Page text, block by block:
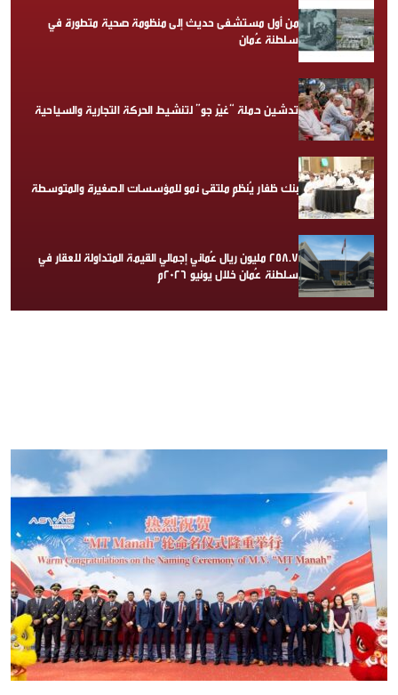
من أول مستشفى حديث إلى منظومة صحية متطورة في
سلطنة عُمان
تدشين حملة “غيّر جو” لتنشيط الحركة التجارية والسياحية
بنك ظفار يُنظم ملتقى نمو للمؤسسات الصغيرة والمتوسطة
258.7 مليون ريال عُماني إجمالي القيمة المتداولة للعقار في
سلطنة عُمان خلال يونيو 2026م